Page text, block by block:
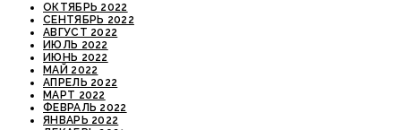
ОКТЯБРЬ 2022
СЕНТЯБРЬ 2022
АВГУСТ 2022
ИЮЛЬ 2022
ИЮНЬ 2022
МАЙ 2022
АПРЕЛЬ 2022
МАРТ 2022
ФЕВРАЛЬ 2022
ЯНВАРЬ 2022